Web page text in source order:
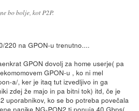
bo bolje, kot P2P.
220 na GPON-u trenutno....
GPON dovolj za home userje( pa
GPON-u , ko ni mel
a/, ker je itaq tut izvedljivo in ga
zdej že majo in pa bitni tok) itd, če je
uporabnikov, ko se bo potreba povečala